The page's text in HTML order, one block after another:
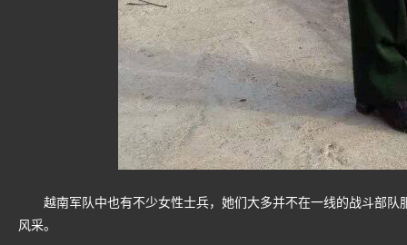
越南军队中也有不少女性士兵，她们大多并不在一线的战斗部队
风采。